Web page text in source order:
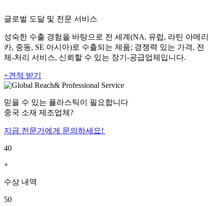
글로벌 도달 및 전문 서비스
성숙한 수출 경험을 바탕으로 전 세계(NA, 유럽, 라틴 아메리
카, 중동, SE 아시아)로 수출되는 제품; 경쟁력 있는 가격, 전
체-처리 서비스, 신뢰할 수 있는 장기-공급업체입니다.
+견적 받기
믿을 수 있는 플라스틱이 필요합니다
중국 소재 제조업체?
지금 전문가에게 문의하세요!
40
+
수상 내역
50